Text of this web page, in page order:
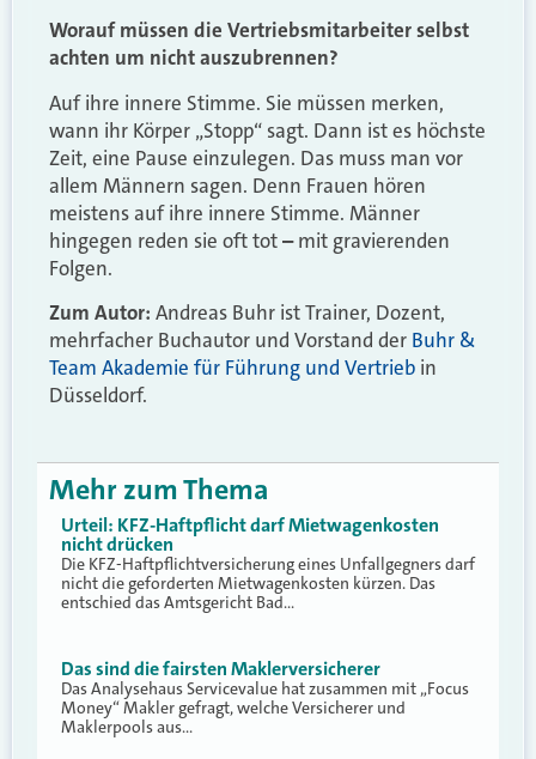
Worauf müssen die Vertriebsmitarbeiter selbst
achten um nicht auszubrennen?
Auf ihre innere Stimme. Sie müssen merken,
wann ihr Körper „Stopp“ sagt. Dann ist es höchste
Zeit, eine Pause einzulegen. Das muss man vor
allem Männern sagen. Denn Frauen hören
meistens auf ihre innere Stimme. Männer
hingegen reden sie oft tot–mit gravierenden
Folgen.
Zum Autor: Andreas Buhr ist Trainer, Dozent,
mehrfacher Buchautor und Vorstand der Buhr &
Team Akademie für Führung und Vertrieb in
Düsseldorf.
Mehr zum Thema
Urteil: KFZ-Haftpflicht darf Mietwagenkosten
nicht drücken
Die KFZ-Haftpflichtversicherung eines Unfallgegners darf
nicht die geforderten Mietwagenkosten kürzen. Das
entschied das Amtsgericht Bad…
Das sind die fairsten Maklerversicherer
Das Analysehaus Servicevalue hat zusammen mit „Focus
Money“ Makler gefragt, welche Versicherer und
Maklerpools aus…